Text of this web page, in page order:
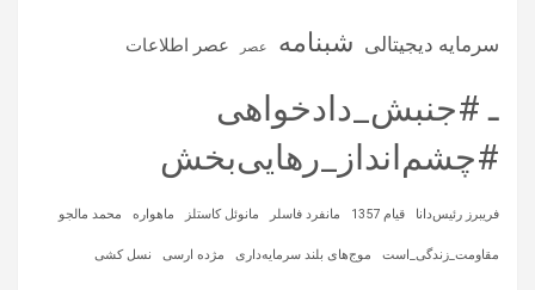
سرمایه‌ دیجیتالی شبنامه عصر عصر اطلاعات
ـ #جنبش_دادخواهی
#چشم‌انداز_رهایی‌بخش
فریبرز رئیس‌دانا قیام 1357 مانفرد فاسلر مانوئل کاستلز ماهواره‌ محمد مالجو
مقاومت_زندگی_است موج‌های بلند سرمایه‌داری مژده ارسی نسل کشی